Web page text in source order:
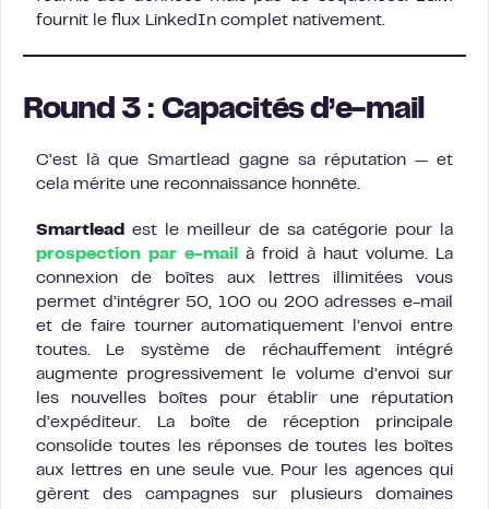
fournit le flux LinkedIn complet nativement.
Round 3 : Capacités d’e-mail
C’est là que Smartlead gagne sa réputation — et
cela mérite une reconnaissance honnête.
Smartlead
est le meilleur de sa catégorie pour la
prospection par e-mail
à froid à haut volume. La
connexion de boîtes aux lettres illimitées vous
permet d’intégrer 50, 100 ou 200 adresses e-mail
et de faire tourner automatiquement l’envoi entre
toutes. Le système de réchauffement intégré
augmente progressivement le volume d’envoi sur
les nouvelles boîtes pour établir une réputation
d’expéditeur. La boîte de réception principale
consolide toutes les réponses de toutes les boîtes
aux lettres en une seule vue. Pour les agences qui
gèrent des campagnes sur plusieurs domaines